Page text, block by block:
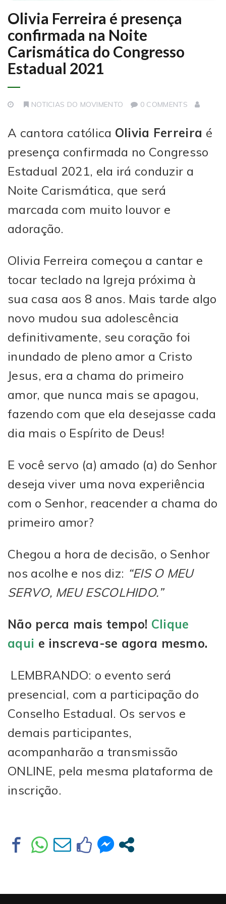
Olivia Ferreira é presença
confirmada na Noite
Carismática do Congresso
Estadual 2021
NOTICIAS DO MOVIMENTO 0 COMMENTS
A cantora católica Olivia Ferreira é
presença confirmada no Congresso
Estadual 2021, ela irá conduzir a
Noite Carismática, que será
marcada com muito louvor e
adoração.
Olivia Ferreira começou a cantar e
tocar teclado na Igreja próxima à
sua casa aos 8 anos. Mais tarde algo
novo mudou sua adolescência
definitivamente, seu coração foi
inundado de pleno amor a Cristo
Jesus, era a chama do primeiro
amor, que nunca mais se apagou,
fazendo com que ela desejasse cada
dia mais o Espírito de Deus!
E você servo (a) amado (a) do Senhor
deseja viver uma nova experiência
com o Senhor, reacender a chama do
primeiro amor?
Chegou a hora de decisão, o Senhor
nos acolhe e nos diz: “EIS O MEU
SERVO, MEU ESCOLHIDO.”
Não perca mais tempo! Clique
aqui e inscreva-se agora mesmo.
LEMBRANDO: o evento será
presencial, com a participação do
Conselho Estadual. Os servos e
demais participantes,
acompanharão a transmissão
ONLINE, pela mesma plataforma de
inscrição.